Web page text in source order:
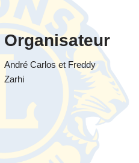
Organisateur
André Carlos et Freddy
Zarhi